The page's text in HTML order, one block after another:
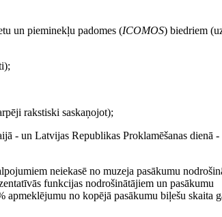
un pieminekļu padomes (ICOMOS) biedriem
rakstiski saskaņojot);
- un Latvijas Republikas Proklamēšanas dienā -
neiekasē no muzeja pasākumu
funkcijas nodrošinātājiem un pasākumu
no kopējā pasākumu biļešu skaita